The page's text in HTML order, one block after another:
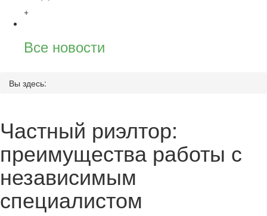
+
Все новости
Вы здесь:
Частный риэлтор:
преимущества работы с
независимым
специалистом